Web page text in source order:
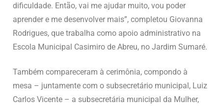
dificuldade. Então, vai me ajudar muito, vou poder
aprender e me desenvolver mais”, completou Giovanna
Rodrigues, que trabalha como apoio administrativo na
Escola Municipal Casimiro de Abreu, no Jardim Sumaré.
Também compareceram à cerimônia, compondo à
mesa – juntamente com o subsecretário municipal, Luiz
Carlos Vicente – a subsecretária municipal da Mulher,